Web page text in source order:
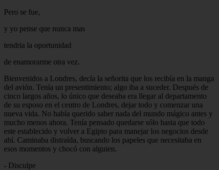
Pero se fue,
y yo pense que nunca mas
tendria la oportunidad
de enamorarme otra vez.
Bienvenidos a Londres, decía la señorita que los recibía en la manga
del avión. Tenía un presentimiento; algo iba a suceder. Después de
cinco largos años, lo único que deseaba era llegar al departamento
de su esposo en el centro de Londres, dejar todo y comenzar una
nueva vida. No había querido saber nada del mundo mágico antes y
mucho menos ahora. Tenía pensado quedarse sólo hasta que todo
este establecido y volver a Egipto para manejar los negocios desde
ahí. Caminaba distraída, buscando los papeles que necesitaba en
esos momentos y chocó con alguien.
- Disculpe